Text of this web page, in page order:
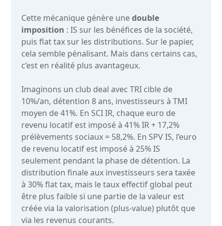
Cette mécanique génère unedouble
imposition : IS sur les bénéfices de la société,
puis flat tax sur les distributions. Sur le papier,
cela semble pénalisant. Mais dans certains cas,
c’est en réalité plus avantageux.
Imaginons un club deal avec TRI cible de
10%/an, détention 8 ans, investisseurs à TMI
moyen de 41%. En SCI IR, chaque euro de
revenu locatif est imposé à 41% IR + 17,2%
prélèvements sociaux = 58,2%. En SPV IS, l’euro
de revenu locatif est imposé à 25% IS
seulement pendant la phase de détention. La
distribution finale aux investisseurs sera taxée
à 30% flat tax, mais le taux effectif global peut
être plus faible si une partie de la valeur est
créée via la valorisation (plus-value) plutôt que
via les revenus courants.